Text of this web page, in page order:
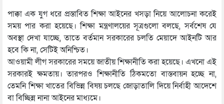
পাক্কা এক যুগ ধরে প্রস্তাবিত শিক্ষা আইনের খসড়া নিয়ে আলোচনা করেই
সময় পার করা হয়েছে। শিক্ষা মন্ত্রণালয়ের সূত্রগুলো বলছে, সর্বশেষ যে
অবস্থা দেখা যাচ্ছে, তাতে বর্তমান সরকারের চলতি মেয়াদে আইনটি আর
হবে কি না, সেটিই অনিশ্চিত।
আওয়ামী লীগ সরকারের সময়ে জাতীয় শিক্ষানীতি করা হয়েছে। এখনো এই
সরকারই ক্ষমতায়। তারপরও শিক্ষানীতি ঠিকমতো বাস্তবায়ন হচ্ছে না,
তেমনি শিক্ষা খাতের বিভিন্ন বিষয় চলছে জোড়াতালি দিয়ে নির্বাহী আদেশে
বা বিচ্ছিন্ন নানা আইনের মাধ্যমে।